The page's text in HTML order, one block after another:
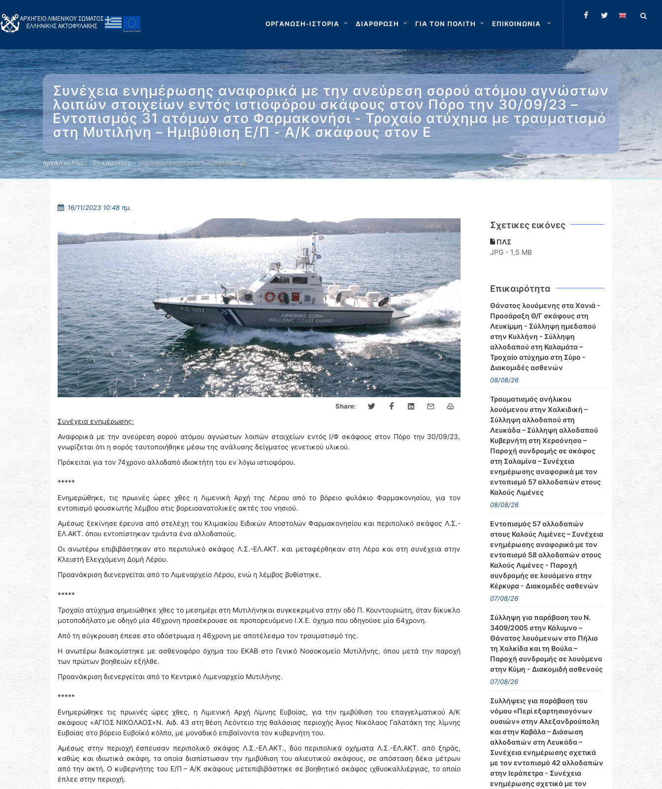
ΟΡΓΑΝΩΣΗ-ΙΣΤΟΡΙΑ ΔΙΑΡΘΡΩΣΗ ΓΙΑ ΤΟΝ ΠΟΛΙΤΗ ΕΠΙΚΟΙΝΩΝΙΑ
Συνέχεια ενημέρωσης αναφορικά με την ανεύρεση σορού ατόμου αγνώστων
λοιπών στοιχείων εντός ιστιοφόρου σκάφους στον Πόρο την 30/09/23 –
Εντοπισμός 31 ατόμων στο Φαρμακονήσι - Τροχαίο ατύχημα με τραυματισμό
στη Μυτιλήνη – Ημιβύθιση Ε/Π - Α/Κ σκάφους στον Ε
Αρχική σελίδα Επικαιρότητα Συνέχεια ενημέρωσης αναφορικά με …
16/11/2023 10:48 πμ.
Share:
Συνέχεια ενημέρωσης:
Αναφορικά με την ανεύρεση σορού ατόμου αγνώστων λοιπών στοιχείων εντός Ι/Φ σκάφους στον Πόρο την 30/09/23,
γνωρίζεται ότι η σορός ταυτοποιήθηκε μέσω της ανάλυσης δείγματος γενετικού υλικού.
Πρόκειται για τον 74χρονο αλλοδαπό ιδιοκτήτη του εν λόγω ιστιοφόρου.
*****
Ενημερώθηκε, τις πρωινές ώρες χθες η Λιμενική Αρχή της Λέρου από το βόρειο φυλάκιο Φαρμακονησίου, για τον
εντοπισμό φουσκωτής λέμβου στις βορειοανατολικές ακτές του νησιού.
Αμέσως ξεκίνησε έρευνα από στελέχη του Κλιμακίου Ειδικών Αποστολών Φαρμακονησίου και περιπολικό σκάφος Λ.Σ.-
ΕΛ.ΑΚΤ. όπου εντοπίστηκαν τριάντα ένα αλλοδαπούς.
Οι ανωτέρω επιβιβάστηκαν στο περιπολικό σκάφος Λ.Σ.-ΕΛ.ΑΚΤ. και μεταφέρθηκαν στη Λέρο και στη συνέχεια στην
Κλειστή Ελεγχόμενη Δομή Λέρου.
Προανάκριση διενεργείται από το Λιμεναρχείο Λέρου, ενώ η λέμβος βυθίστηκε.
*****
Τροχαίο ατύχημα σημειώθηκε χθες το μεσημέρι στη Μυτιλήνηκαι συγκεκριμένα στην οδό Π. Κουντουριώτη, όταν δίκυκλο
μοτοποδήλατο με οδηγό μία 46χρονη προσέκρουσε σε προπορευόμενο Ι.Χ.Ε. όχημα που οδηγούσε μία 64χρονη.
Από τη σύγκρουση έπεσε στο οδόστρωμα η 46χρονη με αποτέλεσμα τον τραυματισμό της.
Η ανωτέρω διακομίστηκε με ασθενοφόρο όχημα του ΕΚΑΒ στο Γενικό Νοσοκομείο Μυτιλήνης, όπου μετά την παροχή
των πρώτων βοηθειών εξήλθε.
Προανάκριση διενεργείται από το Κεντρικό Λιμεναρχείο Μυτιλήνης.
*****
Ενημερώθηκε τις πρωινές ώρες χθες, η Λιμενική Αρχή Λίμνης Ευβοίας, για την ημιβύθιση του επαγγελματικού Α/Κ
σκάφους «ΑΓΙΟΣ ΝΙΚΟΛΑΟΣ»Ν. Αιδ. 43 στη θέση Λεόντειο της θαλάσιας περιοχής Άγιος Νικόλαος Γαλατάκη της λίμνης
Ευβοίας στο βόρειο Ευβοϊκό κόλπο, με μοναδικό επιβαίνοντα τον κυβερνήτη του.
Αμέσως στην περιοχή έσπευσαν περιπολικό σκάφος Λ.Σ.-ΕΛ.ΑΚΤ., δύο περιπολικά οχήματα Λ.Σ.-ΕΛ.ΑΚΤ. από ξηράς,
καθώς και ιδιωτικά σκάφη, τα οποία διαπίστωσαν την ημιβύθιση του αλιευτικού σκάφους, σε απόσταση δέκα μέτρων
από την ακτή. Ο κυβερνήτης του Ε/Π – Α/Κ σκάφους μετεπιβιβάστηκε σε βοηθητικό σκάφος ιχθυοκαλλιέργιας, το οποίο
έπλεε στην περιοχή.
Σχετικες εικόνες
ΠΛΣ
JPG - 1,5 MB
Επικαιρότητα
Θάνατος λουόμενης στα Χανιά -
Προσάραξη Θ/Γ σκάφους στη
Λευκίμμη - Σύλληψη ημεδαπού
στην Κυλλήνη - Σύλληψη
αλλοδαπού στη Καλαμάτα –
Τροχαίο ατύχημα στη Σύρο -
Διακομιδές ασθενών
08/08/26
Τραυματισμός ανήλικου
λουόμενου στην Χαλκιδική –
Σύλληψη αλλοδαπού στη
Λευκάδα – Σύλληψη αλλοδαπού
Κυβερνήτη στη Χερσόνησο –
Παροχή συνδρομής σε σκάφος
στη Σαλαμίνα – Συνέχεια
ενημέρωσης αναφορικά με τον
εντοπισμό 57 αλλοδαπών στους
Καλούς Λιμένες
08/08/26
Εντοπισμός 57 αλλοδαπών
στους Καλούς Λιμένες – Συνέχεια
ενημέρωσης αναφορικά με τον
εντοπισμό 58 αλλοδαπών στους
Καλούς Λιμένες - Παροχή
συνδρομής σε λουόμενο στην
Κέρκυρα - Διακομιδές ασθενών
07/08/26
Σύλληψη για παράβαση του Ν.
3409/2005 στην Κάλυμνο –
Θάνατος λουόμενων στο Πήλιο
τη Χαλκίδα και τη Βούλα –
Παροχή συνδρομής σε λουόμενο
στην Κύμη - Διακομιδή ασθενούς
07/08/26
Συλλήψεις για παράβαση του
νόμου «Περί εξαρτησιογόνων
ουσιών» στην Αλεξανδρούπολη
και στην Καβάλα – Διάσωση
αλλοδαπών στη Λευκάδα –
Συνέχεια ενημέρωσης σχετικά
με τον εντοπισμό 42 αλλοδαπών
στην Ιεράπετρα - Συνέχεια
ενημέρωσης σχετικά με τον